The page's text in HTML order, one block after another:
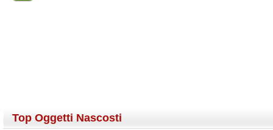
Top Oggetti Nascosti